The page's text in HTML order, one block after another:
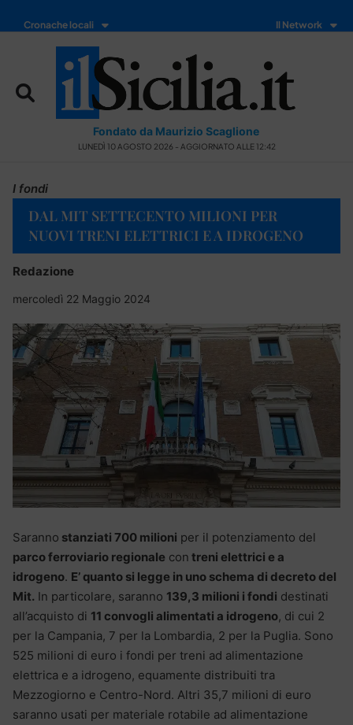
Cronache locali Il Network
Fondato da Maurizio Scaglione
LUNEDÌ 10 AGOSTO 2026 - AGGIORNATO ALLE 12:42
I fondi
DAL MIT SETTECENTO MILIONI PER
NUOVI TRENI ELETTRICI E A IDROGENO
Redazione
mercoledì 22 Maggio 2024
Saranno stanziati 700 milioni per il potenziamento del
parco ferroviario regionale con treni elettrici e a
idrogeno. E’ quanto si legge in uno schema di decreto del
Mit. In particolare, saranno 139,3 milioni i fondi destinati
all’acquisto di 11 convogli alimentati a idrogeno, di cui 2
per la Campania, 7 per la Lombardia, 2 per la Puglia. Sono
525 milioni di euro i fondi per treni ad alimentazione
elettrica e a idrogeno, equamente distribuiti tra
Mezzogiorno e Centro-Nord. Altri 35,7 milioni di euro
saranno usati per materiale rotabile ad alimentazione